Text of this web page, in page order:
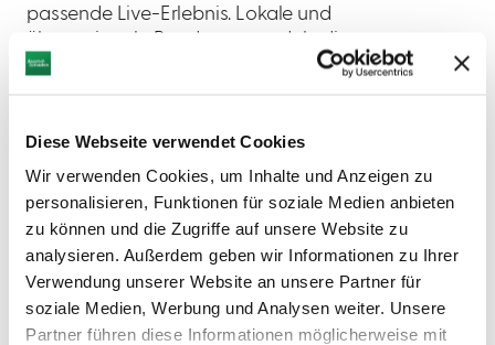
Diese Webseite verwendet Cookies
Wir verwenden Cookies, um Inhalte und Anzeigen zu
personalisieren, Funktionen für soziale Medien anbieten
zu können und die Zugriffe auf unsere Website zu
analysieren. Außerdem geben wir Informationen zu Ihrer
Verwendung unserer Website an unsere Partner für
soziale Medien, Werbung und Analysen weiter. Unsere
Partner führen diese Informationen möglicherweise mit
passende Live-Erlebnis. Lokale und
überregionale Bands verwandeln die
Gaststätten und Locations in echte
Bequem & sicher: P&R mit Shuttlebus
Für entspannte An- und Abreise sorgt
Firma Ludwig Tours vom
Innovationspark und Festplatz direkt ins
Veranstaltungsgeschehen.
Verpassen Sie nicht das musikalische